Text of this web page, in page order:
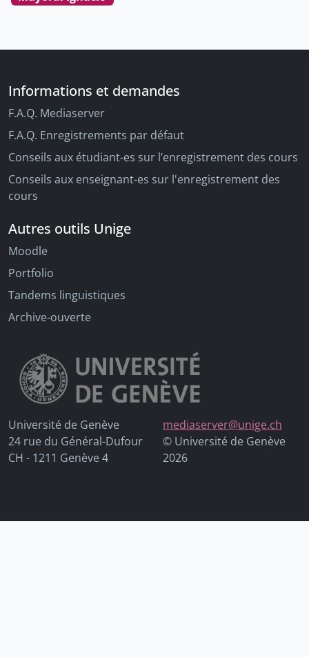
Informations et demandes
F.A.Q. Mediaserver
F.A.Q. Enregistrements par défaut
Conseils aux étudiant-es sur l’enregistrement des cours
Conseils aux enseignant-es sur l'enregistrement des
cours
Autres outils Unige
Moodle
Portfolio
Tandems linguistiques
Archive-ouverte
Université de Genève
24 rue du Général-Dufour
CH - 1211 Genève 4
mediaserver@unige.ch
© Université de Genève
2026